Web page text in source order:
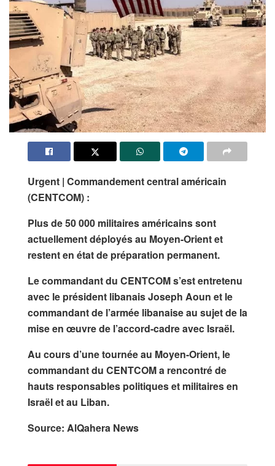
Urgent | Commandement central américain
(CENTCOM) :
Plus de 50 000 militaires américains sont
actuellement déployés au Moyen-Orient et
restent en état de préparation permanent.
Le commandant du CENTCOM s’est entretenu
avec le président libanais Joseph Aoun et le
commandant de l’armée libanaise au sujet de la
mise en œuvre de l’accord-cadre avec Israël.
Au cours d’une tournée au Moyen-Orient, le
commandant du CENTCOM a rencontré de
hauts responsables politiques et militaires en
Israël et au Liban.
Source: AlQahera News